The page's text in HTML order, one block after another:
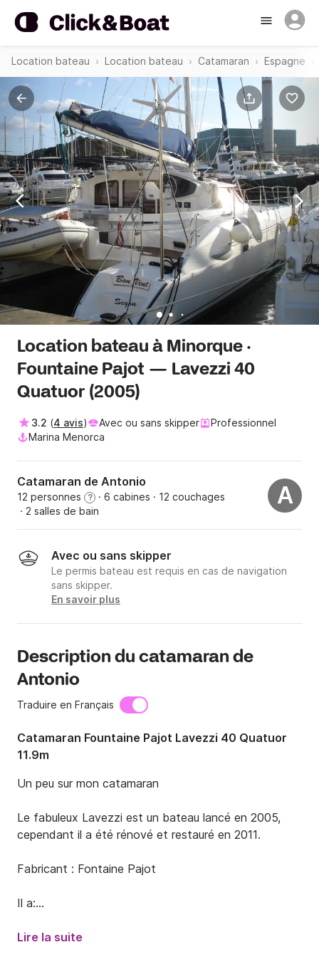
Location bateau Location bateau Catamaran Espagne
Location bateau à Minorque ·
Fountaine Pajot — Lavezzi 40
Quatuor (2005)
3.2 (4 avis) Avec ou sans skipper
Professionnel
Marina Menorca
Catamaran de Antonio
12 personnes ? · 6 cabines · 12 couchages
· 2 salles de bain
A
Avec ou sans skipper
Le permis bateau est requis en cas de navigation
sans skipper.
En savoir plus
Description du catamaran de
Antonio
Traduire en Français
Catamaran Fountaine Pajot Lavezzi 40 Quatuor
11.9m
Un peu sur mon catamaran
Le fabuleux Lavezzi est un bateau lancé en 2005,
cependant il a été rénové et restauré en 2011.
Fabricant : Fontaine Pajot
Il a:
Capacité diesel 200 l
Lire la suite